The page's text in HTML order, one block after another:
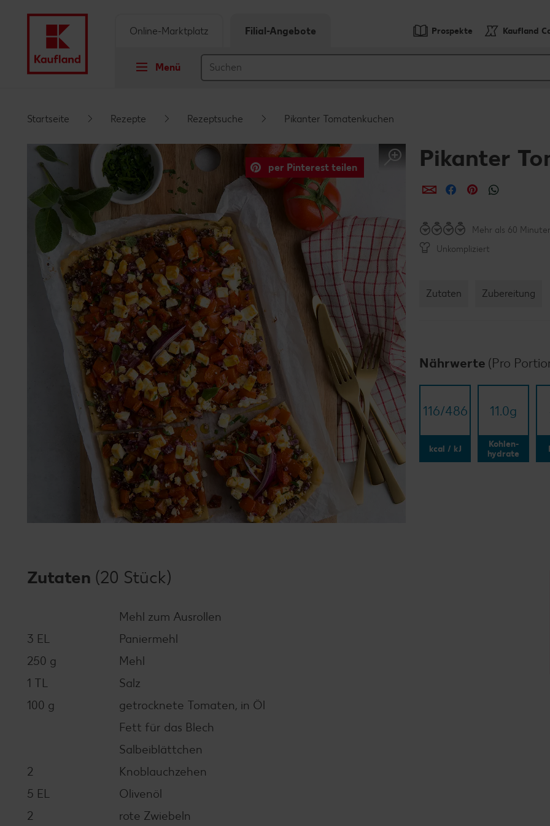
Footer
Schwebender Seitenbereich
Prospekte Kaufland
Menü
Online-Marktplatz Filial-Angebote
Startseite Rezepte Rezeptsuche Pikanter Tomatenkuchen
per Pinterest teilen Pikanter
per E-Mail teilen
per Facebook teilen
per Pinterest
Mehr als 60
Unkompliziert
Zutaten Zubereitung
Nährwerte (Pro
116/​486
kcal / kJ
11.0g
Kohlen-
hydrate
Zutaten (20 Stück)
Mehl zum Ausrollen
3 EL
Paniermehl
250 g
Mehl
1 TL
Salz
100 g
getrocknete Tomaten, in Öl
Fett für das Blech
Salbeiblättchen
2
Knoblauchzehen
5 EL
Olivenöl
2
rote Zwiebeln